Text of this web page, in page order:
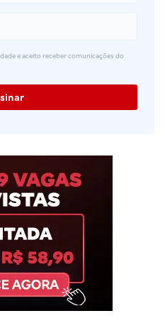
e aceito receber comunicações do